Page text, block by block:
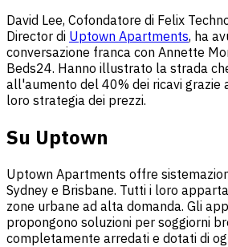
David Lee, Cofondatore di Felix
Director di Uptown Apartments, ha
conversazione franca con Annette
Beds24. Hanno illustrato la strada
all'aumento del 40% dei ricavi grazie
loro strategia dei prezzi.
Su Uptown
Uptown Apartments offre
Sydney e Brisbane. Tutti i loro
zone urbane ad alta domanda. Gli
propongono soluzioni per soggiorni
completamente arredati e dotati di